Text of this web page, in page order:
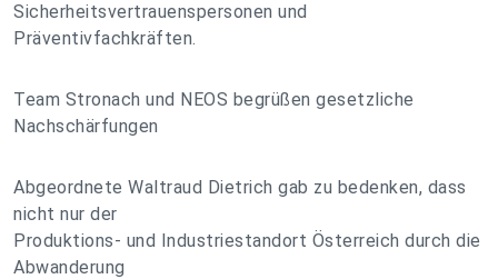
Sicherheitsvertrauenspersonen und
Präventivfachkräften.
Team Stronach und NEOS begrüßen gesetzliche
Nachschärfungen
Abgeordnete Waltraud Dietrich gab zu bedenken, dass
nicht nur der
Produktions- und Industriestandort Österreich durch die
Abwanderung